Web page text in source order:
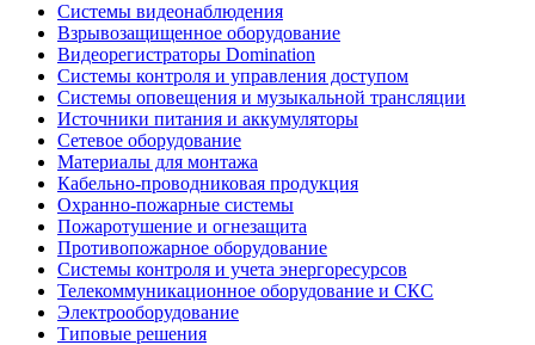
Системы видеонаблюдения
Взрывозащищенное оборудование
Видеорегистраторы Domination
Системы контроля и управления доступом
Системы оповещения и музыкальной трансляции
Источники питания и аккумуляторы
Сетевое оборудование
Материалы для монтажа
Кабельно-проводниковая продукция
Охранно-пожарные системы
Пожаротушение и огнезащита
Противопожарное оборудование
Системы контроля и учета энергоресурсов
Телекоммуникационное оборудование и СКС
Электрооборудование
Типовые решения